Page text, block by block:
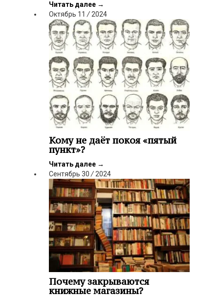
Читать далее →
Октябрь 11 / 2024
Кому не даёт покоя «пятый
пункт»?
Читать далее →
Сентябрь 30 / 2024
Почему закрываются
книжные магазины?